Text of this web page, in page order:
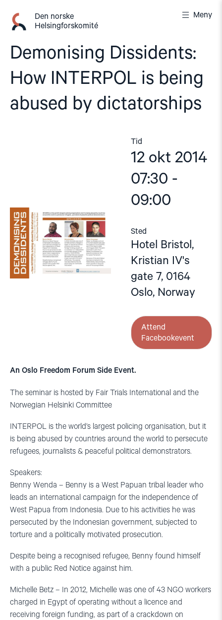
innhold
Den norske
Helsingforskomité
Meny
Demonising Dissidents:
How INTERPOL is being
abused by dictatorships
Tid
12 okt 2014
07:30 -
09:00
Sted
Hotel Bristol,
Kristian IV's
gate 7, 0164
Oslo, Norway
Attend
Facebookevent
An Oslo Freedom Forum Side Event.
The seminar is hosted by Fair Trials International and the
Norwegian Helsinki Committee
INTERPOL is the world’s largest policing organisation, but it
is being abused by countries around the world to persecute
refugees, journalists & peaceful political demonstrators.
Speakers:
Benny Wenda – Benny is a West Papuan tribal leader who
leads an international campaign for the independence of
West Papua from Indonesia. Due to his activities he was
persecuted by the Indonesian government, subjected to
torture and a politically motivated prosecution.
Despite being a recognised refugee, Benny found himself
with a public Red Notice against him.
Michelle Betz – In 2012, Michelle was one of 43 NGO workers
charged in Egypt of operating without a licence and
receiving foreign funding, as part of a crackdown on